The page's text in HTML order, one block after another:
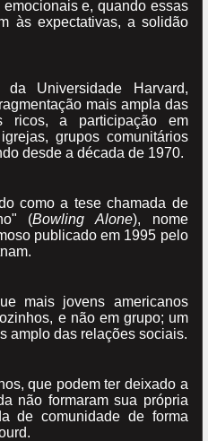
e, quando essas
às expectativas, a solidão
da Universidade Harvard,
mais ampla das
ricos, a participação em
grupos comunitários
desde a década de 1970.
como a tese chamada de
(Bowling Alone), nome
publicado em 1995 pelo
mais jovens americanos
e não em grupo; um
amplo das relações sociais.
que podem ter deixado a
não formaram sua própria
de comunidade de forma